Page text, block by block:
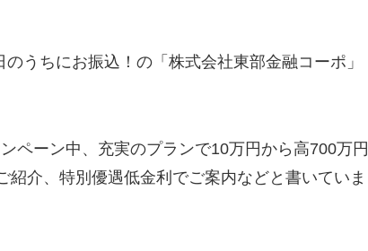
うちにお振込！の「株式会社東部金融コーポ」
ペーン中、充実のプランで10万円から高700万円
介、特別優遇低金利でご案内などと書いていま